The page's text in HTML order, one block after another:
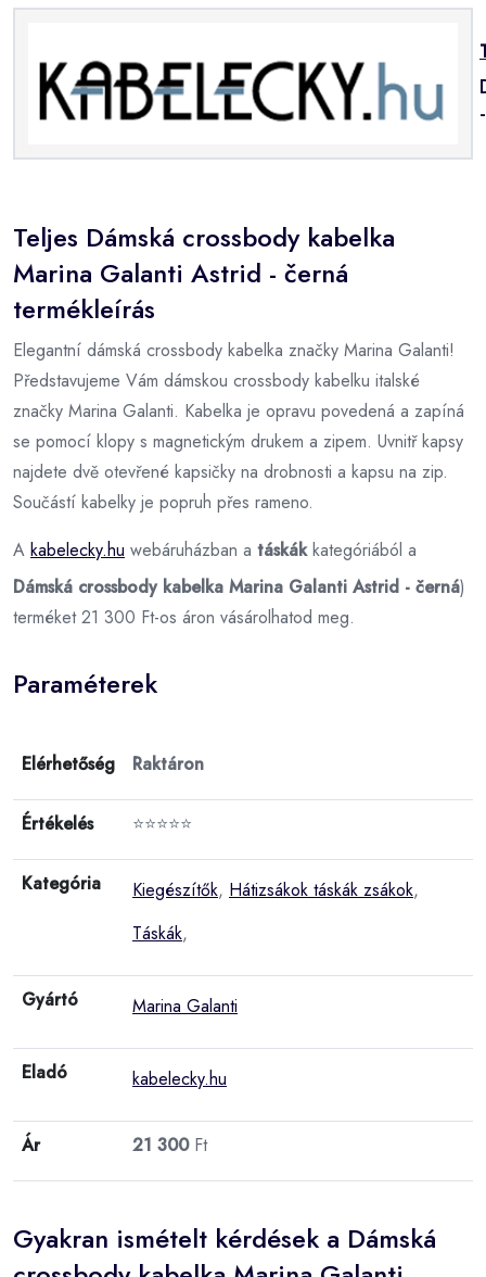
Teljes Dámská crossbody kabelka
Marina Galanti Astrid - černá
termékleírás
Elegantní dámská crossbody kabelka značky Marina Galanti!
Představujeme Vám dámskou crossbody kabelku italské
značky Marina Galanti. Kabelka je opravu povedená a zapíná
se pomocí klopy s magnetickým drukem a zipem. Uvnitř kapsy
najdete dvě otevřené kapsičky na drobnosti a kapsu na zip.
Součástí kabelky je popruh přes rameno.
A kabelecky.hu webáruházban a táskákkategóriából a
Dámská crossbody kabelka Marina Galanti Astrid - černá)
terméket 21 300 Ft-os áron vásárolhatod meg.
Paraméterek
Elérhetőség Raktáron
Értékelés ⭐⭐⭐⭐⭐
Kategória Kiegészítők, Hátizsákok táskák zsákok,
Táskák,
Gyártó Marina Galanti
Eladó kabelecky.hu
Ár 21 300Ft
Gyakran ismételt kérdések a Dámská